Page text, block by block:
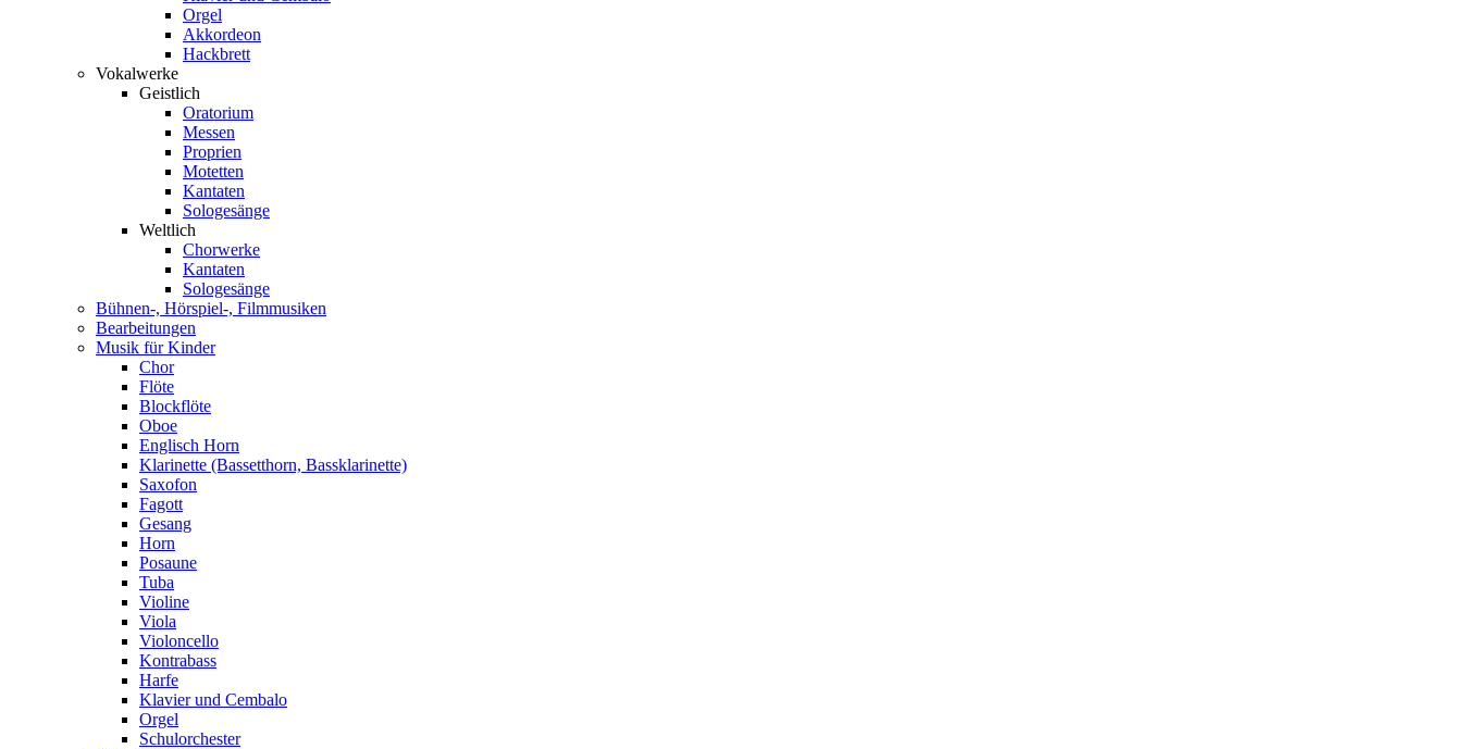
Orgel
Akkordeon
Hackbrett
Vokalwerke
Geistlich
Oratorium
Messen
Proprien
Motetten
Kantaten
Sologesänge
Weltlich
Chorwerke
Kantaten
Sologesänge
Bühnen-, Hörspiel-, Filmmusiken
Bearbeitungen
Musik für Kinder
Chor
Flöte
Blockflöte
Oboe
Englisch Horn
Klarinette (Bassetthorn, Bassklarinette)
Saxofon
Fagott
Gesang
Horn
Posaune
Tuba
Violine
Viola
Violoncello
Kontrabass
Harfe
Klavier und Cembalo
Orgel
Schulorchester